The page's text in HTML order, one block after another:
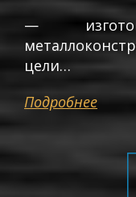
—
цели…
Подробнее